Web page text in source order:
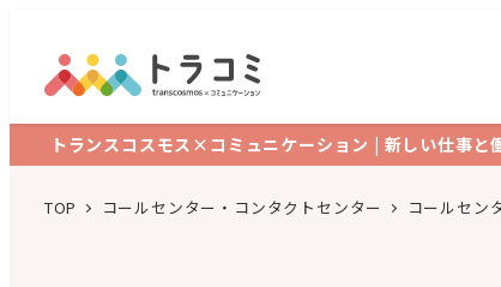
トランスコスモス×コミュニケーション | 新しい仕事と
TOP コールセンター・コンタクトセンター コールセン